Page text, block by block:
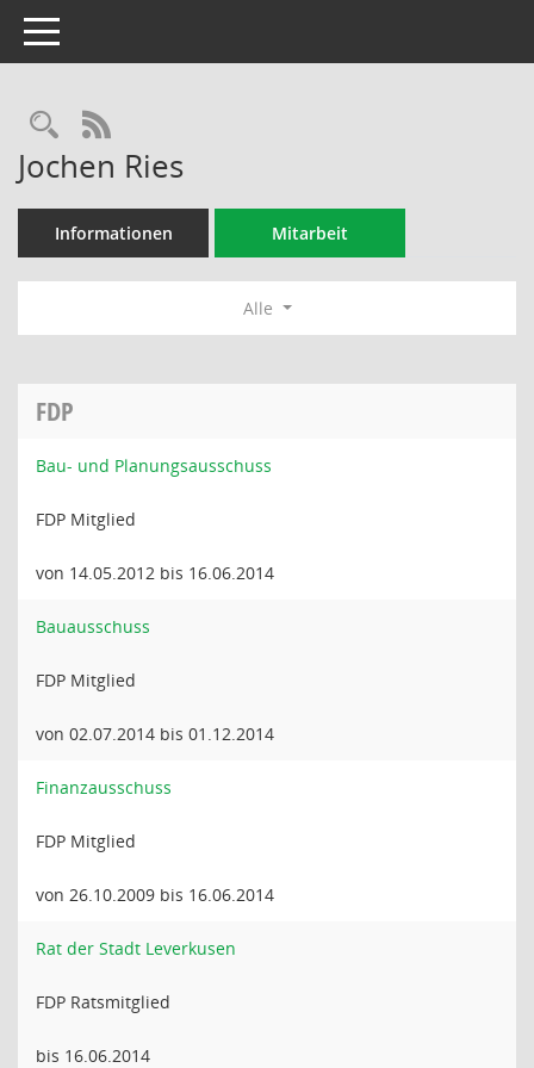
Toggle navigation
Rechercheauswahl
RSS-Feed
Jochen Ries
Informationen Mitarbeit
Alle
FDP
Bau- und Planungsausschuss
FDP Mitglied
von 14.05.2012 bis 16.06.2014
Bauausschuss
FDP Mitglied
von 02.07.2014 bis 01.12.2014
Finanzausschuss
FDP Mitglied
von 26.10.2009 bis 16.06.2014
Rat der Stadt Leverkusen
FDP Ratsmitglied
bis 16.06.2014